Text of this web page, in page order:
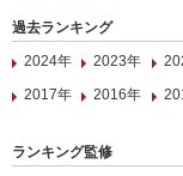
過去ランキング
2024年
2023年
2017年
2016年
ランキング監修